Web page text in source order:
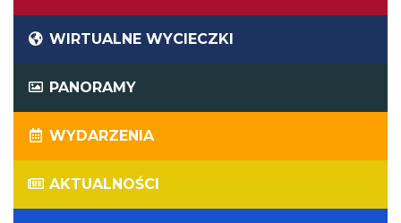
WIRTUALNE WYCIECZKI
PANORAMY
WYDARZENIA
AKTUALNOŚCI